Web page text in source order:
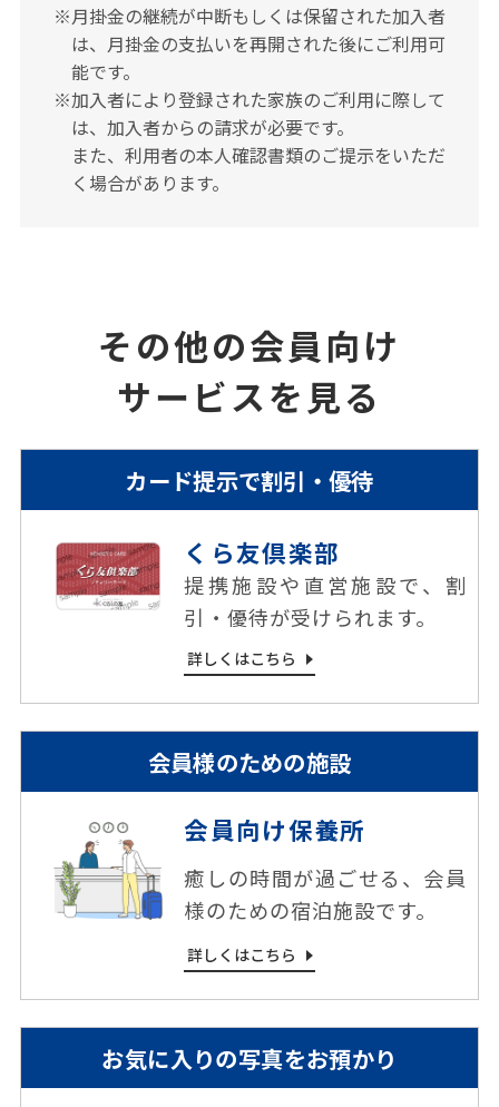
※⽉掛⾦の継続が中断もしくは保留された加⼊者
は、⽉掛⾦の⽀払いを再開された後にご利⽤可
能です。
※加⼊者により登録された家族のご利⽤に際して
は、加⼊者からの請求が必要です。
また、利⽤者の本⼈確認書類のご提⽰をいただ
く場合があります。
その他の会員向け
サービスを⾒る
カード提⽰で割引・優待
くら友倶楽部
提携施設や直営施設で、割
引・優待が受けられます。
詳しくはこちら
会員様のための施設
会員向け保養所
癒しの時間が過ごせる、会員
様のための宿泊施設です。
詳しくはこちら
お気に⼊りの写真をお預かり